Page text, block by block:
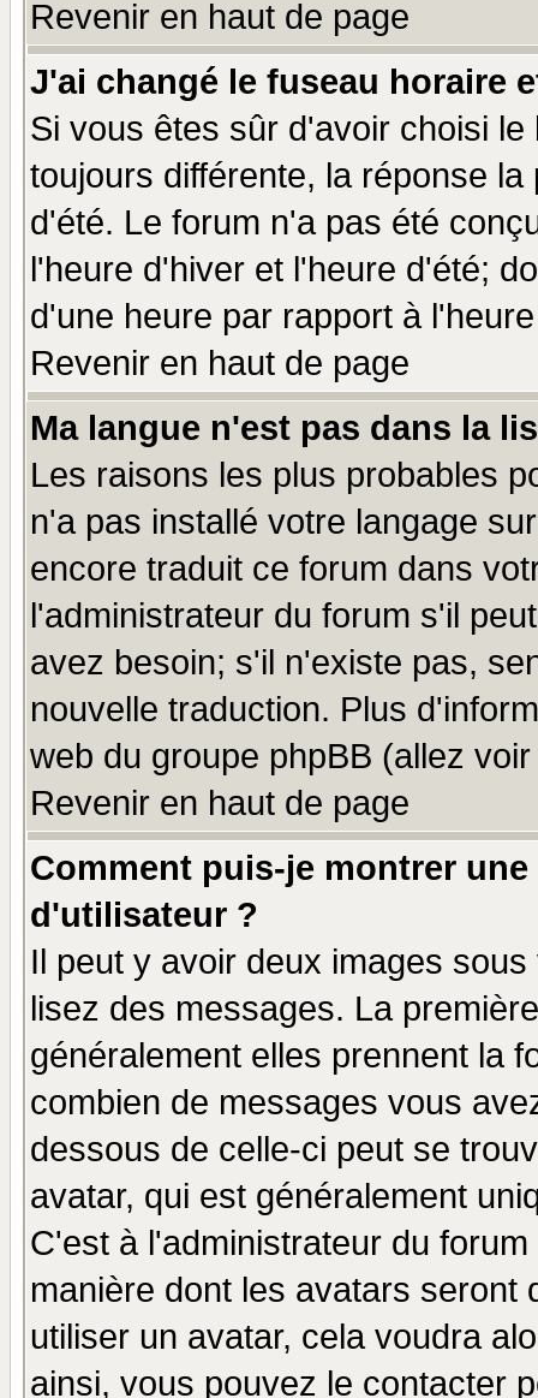
Revenir en haut de page
J'ai changé le fuseau horaire
Si vous êtes sûr d'avoir choisi
toujours différente, la réponse
d'été. Le forum n'a pas été
l'heure d'hiver et l'heure d'été;
d'une heure par rapport à
Revenir en haut de page
Ma langue n'est pas dans la
Les raisons les plus probables
n'a pas installé votre langage
encore traduit ce forum dans
l'administrateur du forum s'il
avez besoin; s'il n'existe pas,
nouvelle traduction. Plus
web du groupe phpBB (allez
Revenir en haut de page
Comment puis-je montrer
d'utilisateur ?
Il peut y avoir deux images
lisez des messages. La
généralement elles prennent la
combien de messages vous
dessous de celle-ci peut se
avatar, qui est généralement
C'est à l'administrateur du
manière dont les avatars seront
utiliser un avatar, cela voudra
ainsi, vous pouvez le contacter